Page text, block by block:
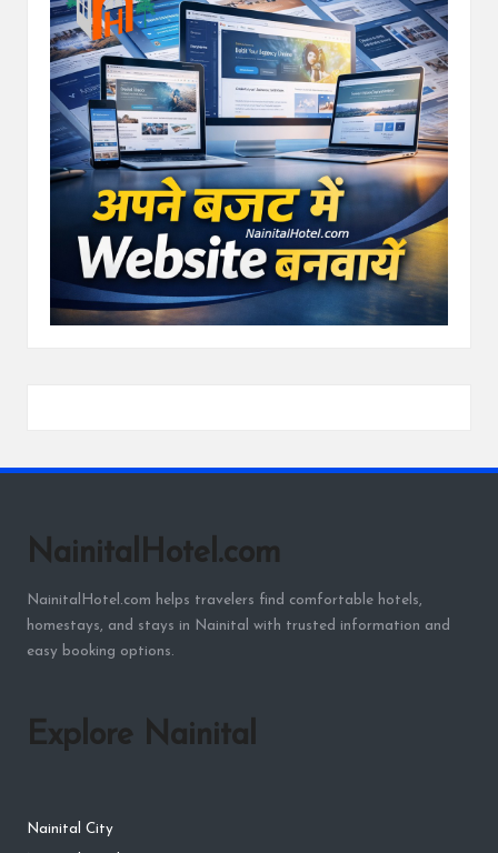
NainitalHotel.com
NainitalHotel.com helps travelers find comfortable hotels,
homestays, and stays in Nainital with trusted information and
easy booking options.
Explore Nainital
Nainital City